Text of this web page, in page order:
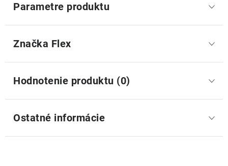
Parametre produktu
Značka Flex
Hodnotenie produktu (0)
Ostatné informácie